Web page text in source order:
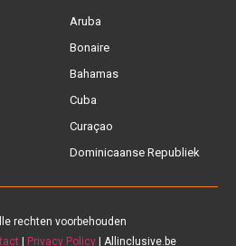
Aruba
Bonaire
Bahamas
Cuba
Curaçao
Dominicaanse Republiek
rechten voorbehouden
| Privacy Policy | Allinclusive.be